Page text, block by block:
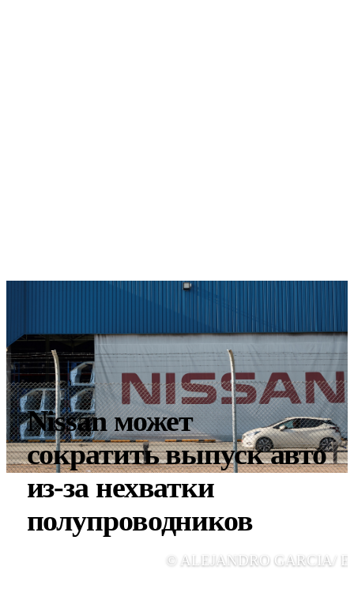
Nissan может
сократить выпуск авто
из-за нехватки
полупроводников
© ALEJANDRO GARCIA/